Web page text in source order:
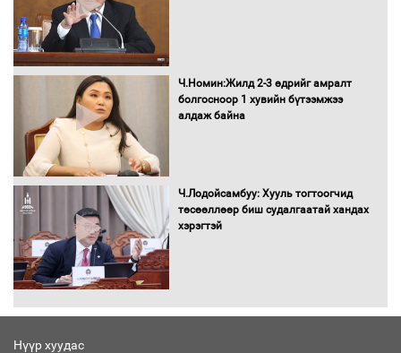
орчныг бүрдүүллээ
баримт
Ч.Номин:Жилд 2-3 өдрийг амралт
болгосноор 1 хувийн бүтээмжээ
алдаж байна
Ч.Лодойсамбуу: Хууль тогтоогчид
төсөөллөөр биш судалгаатай хандах
хэрэгтэй
Нүүр хуудас